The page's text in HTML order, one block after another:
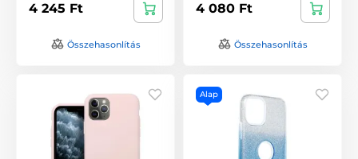
4 245 Ft
Összehasonlítás
4 080 Ft
Összehasonlítás
Alap